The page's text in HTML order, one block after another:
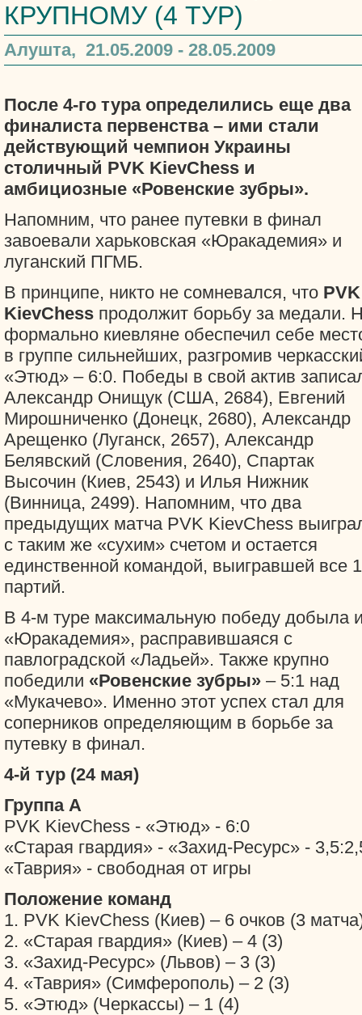
КРУПНОМУ (4 ТУР)
Алушта, 21.05.2009 - 28.05.2009
После 4-го тура определились еще два
финалиста первенства – ими стали
действующий чемпион Украины
столичный PVK KievChess и
амбициозные «Ровенские зубры».
Напомним, что ранее путевки в финал
завоевали харьковская «Юракадемия» и
луганский ПГМБ.
В принципе, никто не сомневался, что PVK
KievChess продолжит борьбу за медали.
формально киевляне обеспечил себе
в группе сильнейших, разгромив
«Этюд» – 6:0. Победы в свой актив
Александр Онищук (США, 2684), Евгений
Мирошниченко (Донецк, 2680), Александр
Арещенко (Луганск, 2657), Александр
Белявский (Словения, 2640), Спартак
Высочин (Киев, 2543) и Илья Нижник
(Винница, 2499). Напомним, что два
предыдущих матча PVK KievChess
с таким же «сухим» счетом и остается
единственной командой, выигравшей все
партий.
В 4-м туре максимальную победу добыла
«Юракадемия», расправившаяся с
павлоградской «Ладьей». Также крупно
победили «Ровенские зубры» – 5:1 над
«Мукачево». Именно этот успех стал для
соперников определяющим в борьбе за
путевку в финал.
4-й тур (24 мая)
Группа А
PVK KievChess - «Этюд» - 6:0
«Старая гвардия» - «Захид-Ресурс» -
«Таврия» - свободная от игры
Положение команд
1. PVK KievChess (Киев) – 6 очков (3
2. «Старая гвардия» (Киев) – 4 (3)
3. «Захид-Ресурс» (Львов) – 3 (3)
4. «Таврия» (Симферополь) – 2 (3)
5. «Этюд» (Черкассы) – 1 (4)